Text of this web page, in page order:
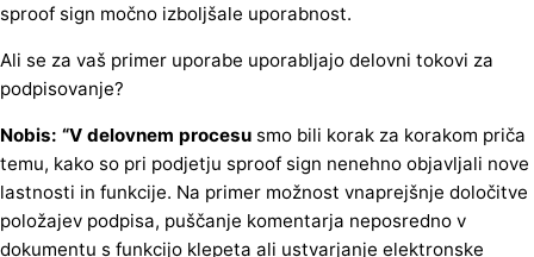
sproof sign močno izboljšale uporabnost.
Ali se za vaš primer uporabe uporabljajo delovni tokovi za
podpisovanje?
Nobis: “V delovnem procesu smo bili korak za korakom priča
temu, kako so pri podjetju sproof sign nenehno objavljali nove
lastnosti in funkcije. Na primer možnost vnaprejšnje določitve
položajev podpisa, puščanje komentarja neposredno v
dokumentu s funkcijo klepeta ali ustvarjanje elektronske